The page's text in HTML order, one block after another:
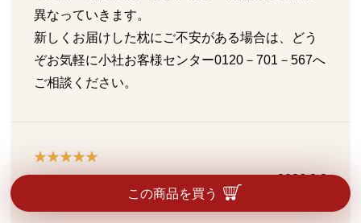
この商品を買う
異なっていきます。
新しくお届けした枕にご不安がある場合は、どう
ぞお気軽に小社お客様センター0120－701－567へ
ご相談ください。
2026.8.3
色々試してみたけれど…